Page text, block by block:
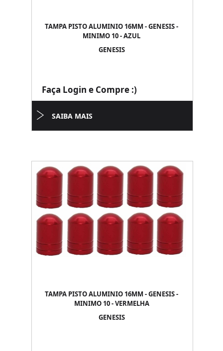
TAMPA PISTO ALUMINIO 16MM - GENESIS -
MINIMO 10 - AZUL
GENESIS
Faça Login e Compre :)
SAIBA MAIS
TAMPA PISTO ALUMINIO 16MM - GENESIS -
MINIMO 10 - VERMELHA
GENESIS